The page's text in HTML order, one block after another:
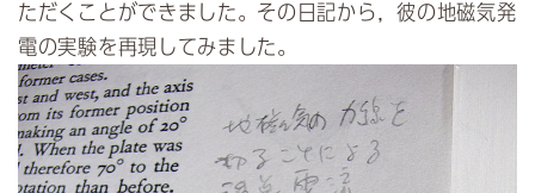
ただくことができました。その日記から，彼の地磁気発
電の実験を再現してみました。